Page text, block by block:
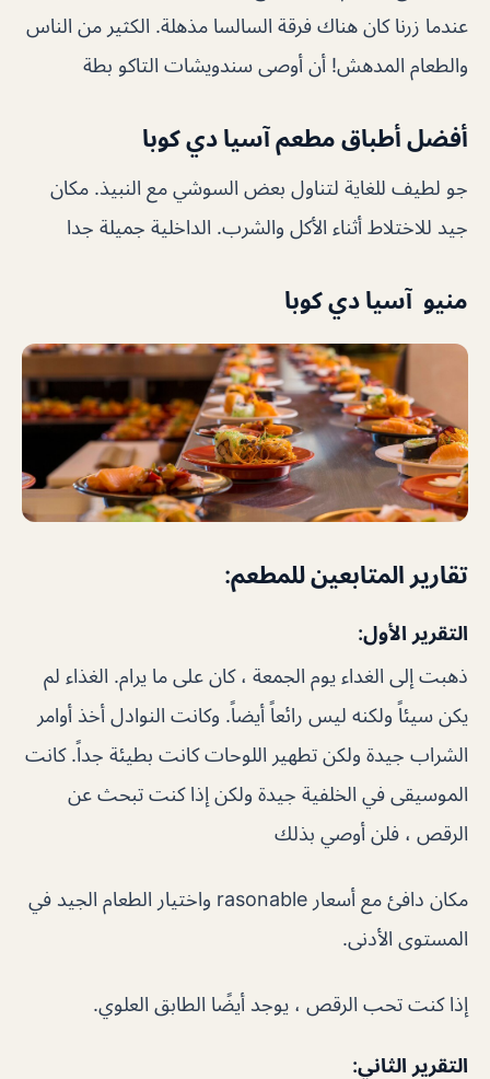
عندما زرنا كان هناك فرقة السالسا مذهلة. الكثير من الناس
والطعام المدهش! أن أوصى سندويشات التاكو بطة
أفضل أطباق مطعم آسيا دي كوبا
جو لطيف للغاية لتناول بعض السوشي مع النبيذ. مكان
جيد للاختلاط أثناء الأكل والشرب. الداخلية جميلة جدا
منيو آسيا دي كوبا
تقارير المتابعين للمطعم:
التقرير الأول:
ذهبت إلى الغداء يوم الجمعة ، كان على ما يرام. الغذاء لم
يكن سيئاً ولكنه ليس رائعاً أيضاً. وكانت النوادل أخذ أوامر
الشراب جيدة ولكن تطهير اللوحات كانت بطيئة جداً. كانت
الموسيقى في الخلفية جيدة ولكن إذا كنت تبحث عن
الرقص ، فلن أوصي بذلك
مكان دافئ مع أسعار rasonable واختيار الطعام الجيد في
المستوى الأدنى.
إذا كنت تحب الرقص ، يوجد أيضًا الطابق العلوي.
التقرير الثاني: